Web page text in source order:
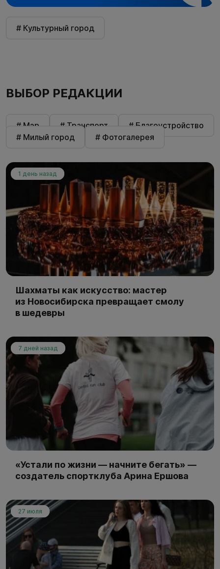
# Культурный город
ВЫБОР РЕДАКЦИИ
# Мэр # Транспорт
# Благоустройство
# Милый город
# Фотогалерея
1 день назад
Шахматы как искусство: мастер
из Новосибирска превращает смолу
в шедевры
7 дней назад
«Устали по жизни — начните бегать» —
создатель спортклуба Арина Ершова
27 июля